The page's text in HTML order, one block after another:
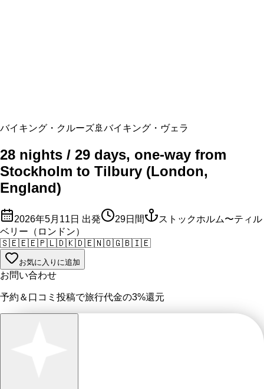
バイキング・クルーズ🚢 バイキング・ヴェラ
28 nights / 29 days, one-way from
Stockholm to Tilbury (London,
England)
2026年5月11日 出発 29日間
ストックホルム〜ティル
ベリー（ロンドン）
🇸🇪🇪🇪🇵🇱🇩🇰🇩🇪🇳🇴🇬🇧🇮🇪
お気に入りに追加
お問い合わせ
予約＆口コミ投稿で旅行代金の3%還元